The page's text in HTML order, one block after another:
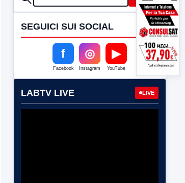
SEGUICI SUI SOCIAL
f
Facebook
◎
Instagram
▶
YouTube
LABTV LIVE LIVE